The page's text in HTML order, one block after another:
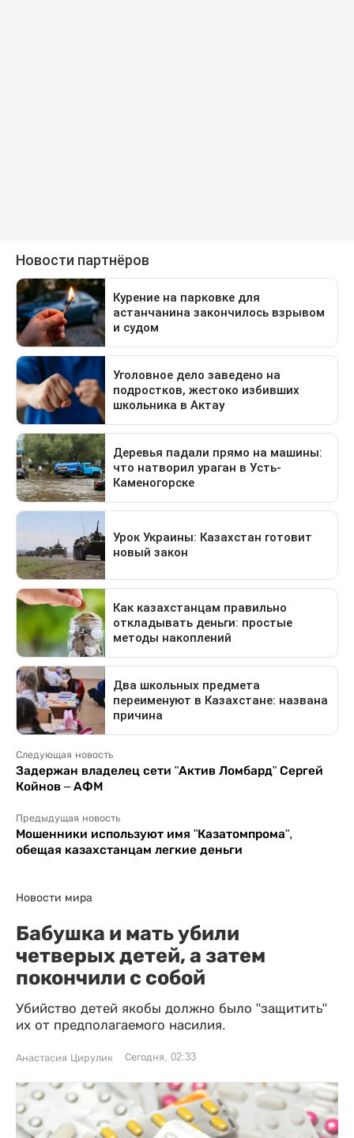
Следующая новость
Задержан владелец сети "Актив Ломбард" Сергей
Койнов – АФМ
Предыдущая новость
Мошенники используют имя "Казатомпрома",
обещая казахстанцам легкие деньги
Новости мира
Бабушка и мать убили
четверых детей, а затем
покончили с собой
Убийство детей якобы должно было "защитить"
их от предполагаемого насилия.
Анастасия Цирулик Сегодня, 02:33